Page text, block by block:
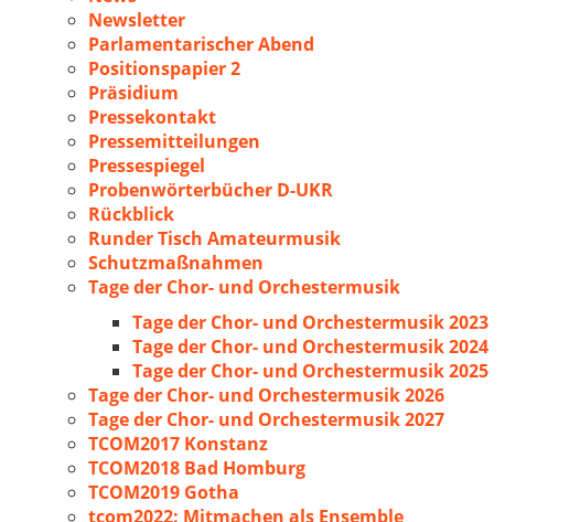
Newsletter
Parlamentarischer Abend
Positionspapier 2
Präsidium
Pressekontakt
Pressemitteilungen
Pressespiegel
Probenwörterbücher D-UKR
Rückblick
Runder Tisch Amateurmusik
Schutzmaßnahmen
Tage der Chor- und Orchestermusik
Tage der Chor- und Orchestermusik 2023
Tage der Chor- und Orchestermusik 2024
Tage der Chor- und Orchestermusik 2025
Tage der Chor- und Orchestermusik 2026
Tage der Chor- und Orchestermusik 2027
TCOM2017 Konstanz
TCOM2018 Bad Homburg
TCOM2019 Gotha
tcom2022: Mitmachen als Ensemble